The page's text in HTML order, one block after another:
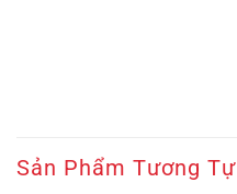
Sản Phẩm Tương Tự